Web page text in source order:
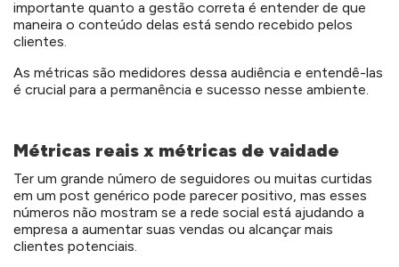
importante quanto a gestão correta é entender de que
maneira o conteúdo delas está sendo recebido pelos
clientes.
As métricas são medidores dessa audiência e entendê-las
é crucial para a permanência e sucesso nesse ambiente.
Métricas reais x métricas de vaidade
Ter um grande número de seguidores ou muitas curtidas
em um post genérico pode parecer positivo, mas esses
números não mostram se a rede social está ajudando a
empresa a aumentar suas vendas ou alcançar mais
clientes potenciais.